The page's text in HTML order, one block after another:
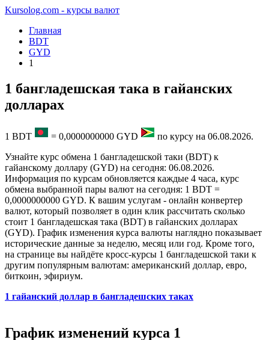
Kursolog.com - курсы валют
Главная
BDT
GYD
1
1 бангладешская така в гайанских
долларах
1 BDT = 0,0000000000 GYD по курсу на 06.08.2026.
Узнайте курс обмена 1 бангладешской таки (BDT) к
гайанскому доллару (GYD) на сегодня: 06.08.2026.
Информация по курсам обновляется каждые 4 часа, курс
обмена выбранной пары валют на сегодня: 1 BDT =
0,0000000000 GYD. К вашим услугам - онлайн конвертер
валют, который позволяет в один клик рассчитать сколько
стоит 1 бангладешская така (BDT) в гайанских долларах
(GYD). График изменения курса валюты наглядно показывает
исторические данные за неделю, месяц или год. Кроме того,
на странице вы найдёте кросс-курсы 1 бангладешской таки к
другим популярным валютам: американский доллар, евро,
биткоин, эфириум.
1 гайанский доллар в бангладешских таках
График изменений курса 1